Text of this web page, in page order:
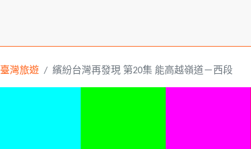
臺灣旅遊 繽紛台灣再發現 第20集 能高越嶺道－西段